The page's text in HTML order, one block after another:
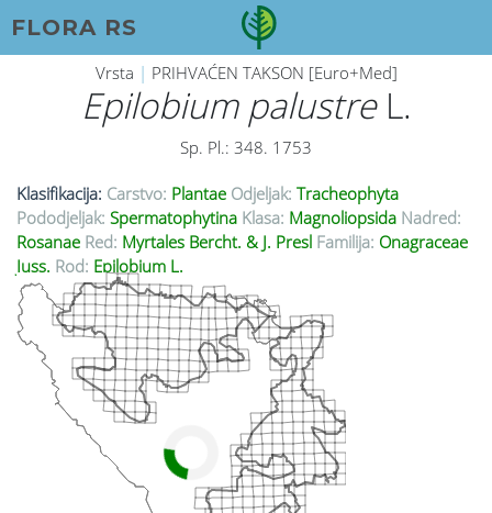
FLORA RS
Vrsta | PRIHVAĆEN TAKSON [Euro+Med]
Epilobium palustreL.
Sp. Pl.: 348. 1753
Klasifikacija: Carstvo: Plantae Odjeljak: Tracheophyta
Pododjeljak: Spermatophytina Klasa: Magnoliopsida Nadred:
Rosanae Red: Myrtales Bercht. & J. Presl Familija: Onagraceae
Juss. Rod: Epilobium L.